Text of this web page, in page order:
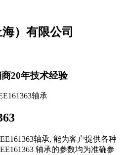
）有限公司
20年技术经验
轴承
轴承, 能为客户提供各种
轴承的参数均为准确参